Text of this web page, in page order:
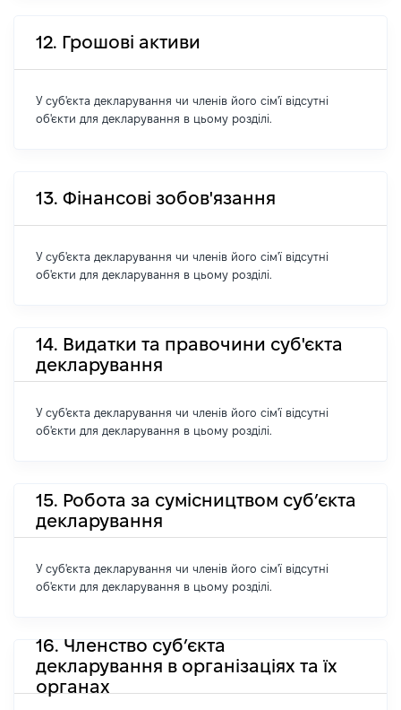
12. Грошові активи
У суб'єкта декларування чи членів його сім'ї відсутні
об'єкти для декларування в цьому розділі.
13. Фінансові зобов'язання
У суб'єкта декларування чи членів його сім'ї відсутні
об'єкти для декларування в цьому розділі.
14. Видатки та правочини суб'єкта
декларування
У суб'єкта декларування чи членів його сім'ї відсутні
об'єкти для декларування в цьому розділі.
15. Робота за сумісництвом суб’єкта
декларування
У суб'єкта декларування чи членів його сім'ї відсутні
об'єкти для декларування в цьому розділі.
16. Членство суб’єкта
декларування в організаціях та їх
органах